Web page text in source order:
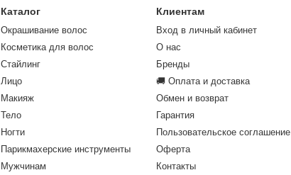
Каталог
Окрашивание волос
Косметика для волос
Стайлинг
Лицо
Макияж
Тело
Ногти
Парикмахерские инструменты
Мужчинам
Клиентам
Вход в личный кабинет
О нас
Бренды
🚚 Оплата и доставка
Обмен и возврат
Гарантия
Пользовательское соглашение
Оферта
Контакты